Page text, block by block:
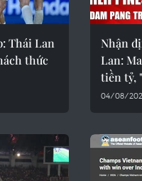
Thái Lan
thức
Nhận
Lan:
tiền tỷ,
04/08/